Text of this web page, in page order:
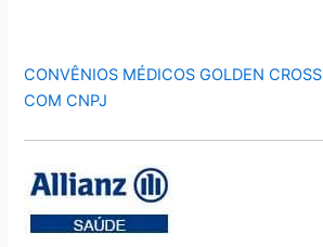
CONVÊNIOS MÉDICOS GOLDEN
COM CNPJ